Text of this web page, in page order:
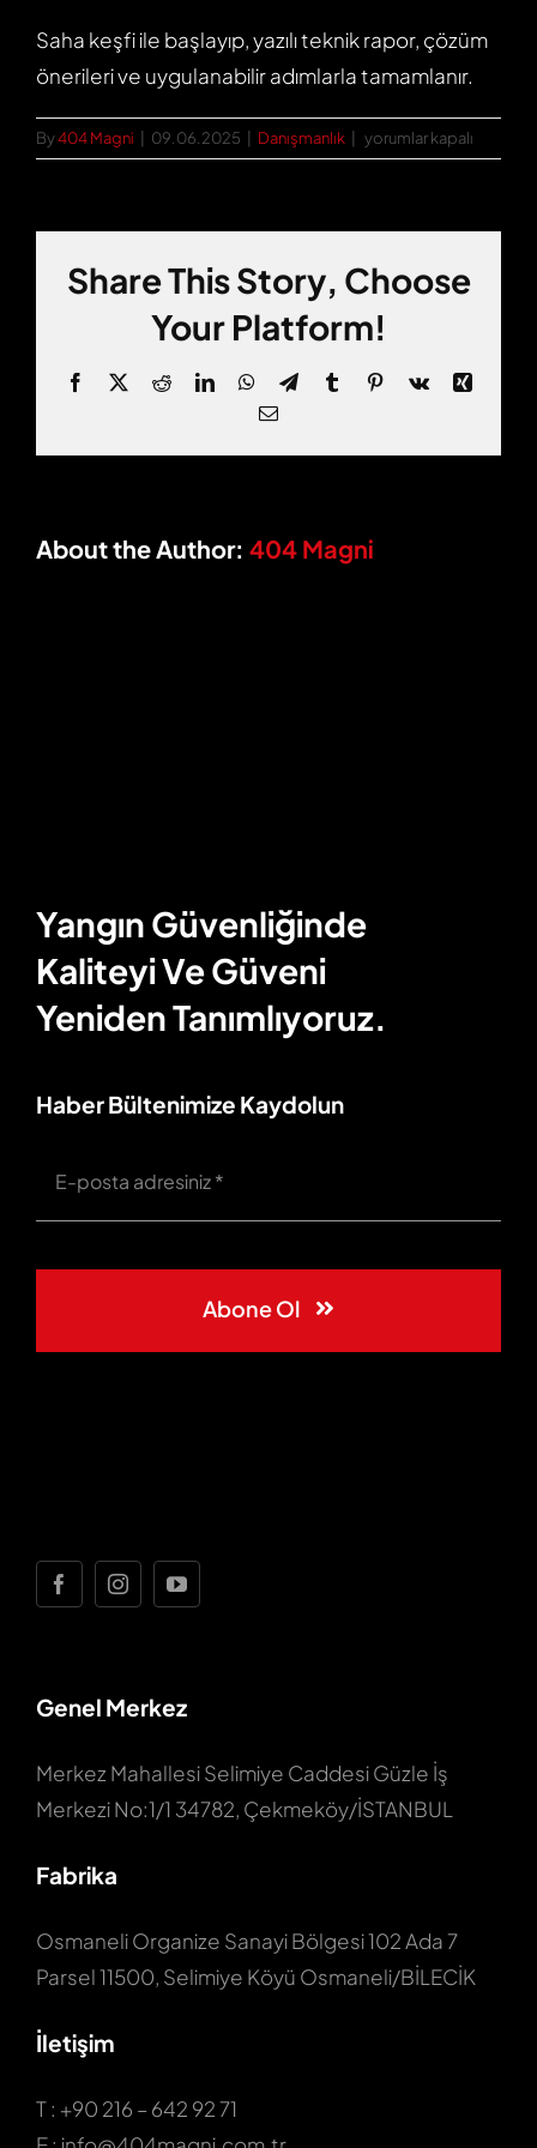
Saha keşfi ile başlayıp, yazılı teknik rapor, çözüm
önerileri ve uygulanabilir adımlarla tamamlanır.
By404 Magni 09.06.2025 Danışmanlık
Raporlama
ve
işliyor?
yorumlar kapalı
Share This Story, Choose
Your Platform!
Facebook
X RedditLinkedInWhatsApp
TelegramTumblrPinterest
Vk
Xing
Email
About the Author: 404 Magni
Yangın Güvenliğinde
Kaliteyi Ve Güveni
Yeniden Tanımlıyoruz.
Haber Bültenimize Kaydolun
Abone Ol
Genel Merkez
Merkez Mahallesi Selimiye Caddesi Güzle İş
Merkezi No:1/1 34782, Çekmeköy/İSTANBUL
Fabrika
Osmaneli Organize Sanayi Bölgesi 102 Ada 7
Parsel 11500, Selimiye Köyü Osmaneli/BİLECİK
İletişim
T : +90 216 – 642 92 71